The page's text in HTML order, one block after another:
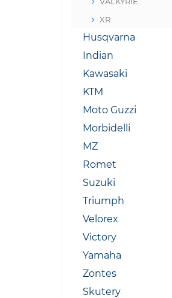
XR
Husqvarna
Indian
Kawasaki
KTM
Moto Guzzi
Morbidelli
MZ
Romet
Suzuki
Triumph
Velorex
Victory
Yamaha
Zontes
Skutery